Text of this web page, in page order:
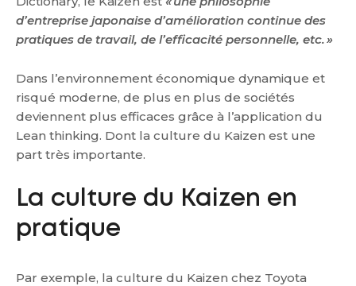
d’entreprise japonaise d’amélioration continue des
pratiques de travail, de l’efficacité personnelle, etc. »
Dans l’environnement économique dynamique et
risqué moderne, de plus en plus de sociétés
deviennent plus efficaces grâce à l’application du
Lean thinking. Dont la culture du Kaizen est une
part très importante.
La culture du Kaizen en
pratique
Par exemple, la culture du Kaizen chez Toyota